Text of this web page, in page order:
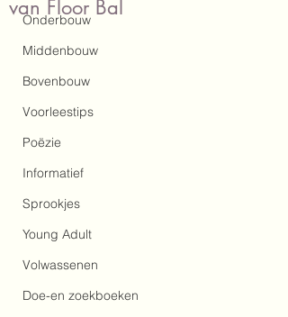
Onderbouw
Middenbouw
Bovenbouw
Voorleestips
Poëzie
Informatief
Sprookjes
Young Adult
Volwassenen
Doe-en zoekboeken
van Floor Bal